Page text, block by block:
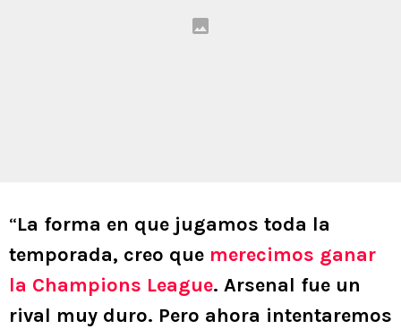
“La forma en que jugamos toda la
temporada, creo que merecimos ganar
la Champions League. Arsenal fue un
rival muy duro. Pero ahora intentaremos